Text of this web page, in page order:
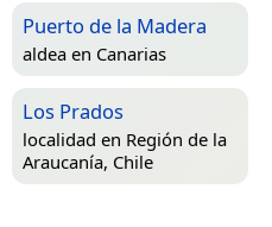
Puerto de la Madera
aldea en Canarias
Los Prados
localidad en Región de la
Araucanía, Chile